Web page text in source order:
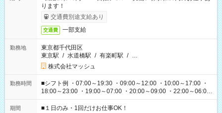
ります！
交通費別途支給あり
交通費 一部支給
勤務地
東京都千代田区
東京駅 / 水道橋駅 / 有楽町駅 / …
株式会社マッシュ
勤務時間
■シフト例 ・07:00～19:30 ・09:00～12:00 ・10:00～17:00 ・
18:00～23:00 ・19:00～07:00 ・20:00～09:00 ・22:00～06:00
etc ★最短で3時間で5,120円のお仕事から 15時間で2万円近く稼
げるお仕事も！ ご希望のお時間に合わせてご紹介！ ※シフトは
期間 ■１日のみ・1回だけお仕事OK！